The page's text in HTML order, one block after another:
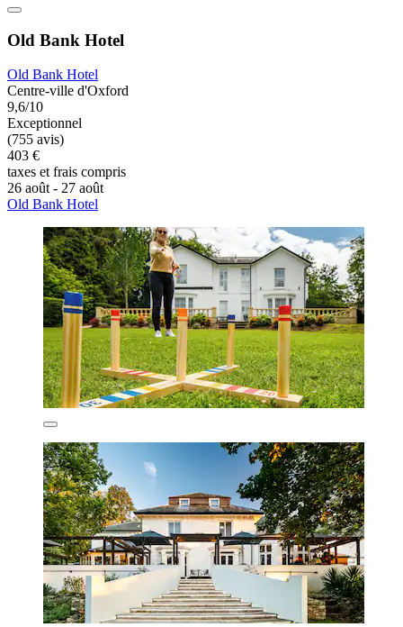
Old Bank Hotel
Old Bank Hotel
Centre-ville d'Oxford
9,6/10
Exceptionnel
(755 avis)
403 €
taxes et frais compris
26 août - 27 août
Old Bank Hotel